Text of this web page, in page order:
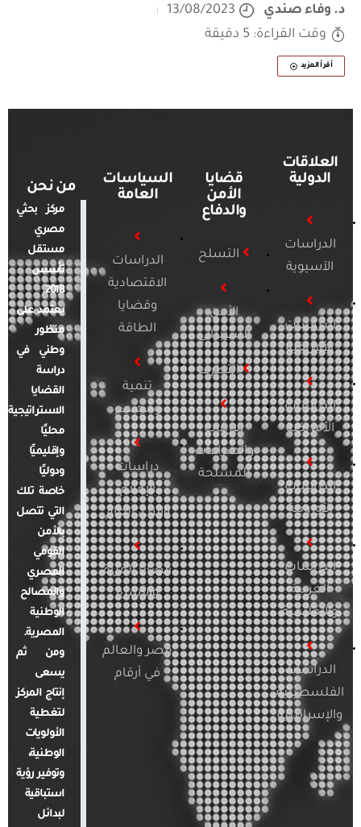
د. وفاء صندي
13/08/2023
وقت القراءة: 5 دقيقة
أقرأ المزيد
العلاقات
الدولية
الدراسات
الآسيوية
الدراسات
الأفريقية
الدراسات
الأمريكية
الدراسات
الأوروبية
الدراسات
العربية
والإقليمية
الدراسات
الفلسطينية
والإسرائيلية
قضايا
الأمن
والدفاع
التسلح
الأمن
السيبراني
التطرف
الإرهاب
والصراعات
المسلحة
السياسات
العامة
الدراسات
الاقتصادية
وقضايا
الطاقة
تنمية
ومجتمع
دراسات
الإعلام
والرأي العام
قضايا المرأة
والأسرة
مصر والعالم
في أرقام
من نحن
مركز بحثي
مصري
مستقل
تأسس
2018.
يعتمد على
منظور
وطني في
دراسة
القضايا
الاستراتيجية
محليًا
وإقليميًا
ودوليًا
خاصة تلك
التي تتصل
بالأمن
القومي
المصري
والمصالح
الوطنية
المصرية.
ومن ثم
يسعى
إنتاج المركز
لتغطية
الأولويات
الوطنية،
وتوفير رؤية
استباقية
لبدائل